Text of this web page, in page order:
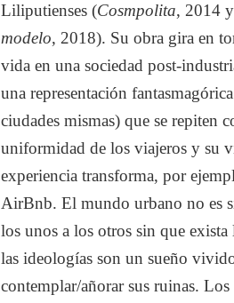
Liliputienses (Cosmpolita, 2014 y
modelo, 2018). Su obra gira en
vida en una sociedad post-
una representación
ciudades mismas) que se repiten
uniformidad de los viajeros y su
experiencia transforma, por
AirBnb. El mundo urbano no es
los unos a los otros sin que
las ideologías son un sueño
contemplar/añorar sus ruinas.